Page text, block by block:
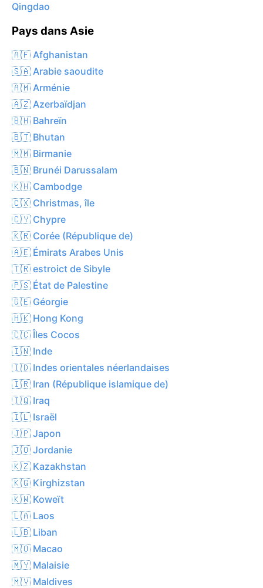
Qingdao
Pays dans Asie
🇦🇫 Afghanistan
🇸🇦 Arabie saoudite
🇦🇲 Arménie
🇦🇿 Azerbaïdjan
🇧🇭 Bahreïn
🇧🇹 Bhutan
🇲🇲 Birmanie
🇧🇳 Brunéi Darussalam
🇰🇭 Cambodge
🇨🇽 Christmas, île
🇨🇾 Chypre
🇰🇷 Corée (République de)
🇦🇪 Émirats Arabes Unis
🇹🇷 estroict de Sibyle
🇵🇸 État de Palestine
🇬🇪 Géorgie
🇭🇰 Hong Kong
🇨🇨 Îles Cocos
🇮🇳 Inde
🇮🇩 Indes orientales néerlandaises
🇮🇷 Iran (République islamique de)
🇮🇶 Iraq
🇮🇱 Israël
🇯🇵 Japon
🇯🇴 Jordanie
🇰🇿 Kazakhstan
🇰🇬 Kirghizstan
🇰🇼 Koweït
🇱🇦 Laos
🇱🇧 Liban
🇲🇴 Macao
🇲🇾 Malaisie
🇲🇻 Maldives